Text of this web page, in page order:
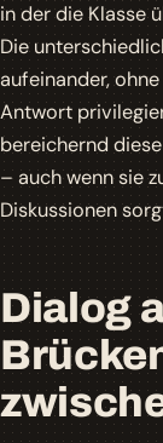
in der die Klasse
Die
aufeinander,
Antwort
bereichernd
– auch wenn sie
Diskussionen
Dialog